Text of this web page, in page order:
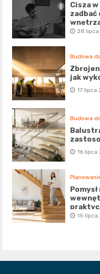
Cisza
28
Budowa
jak
17 lipca
Budowa
16 lipca
15 lipca